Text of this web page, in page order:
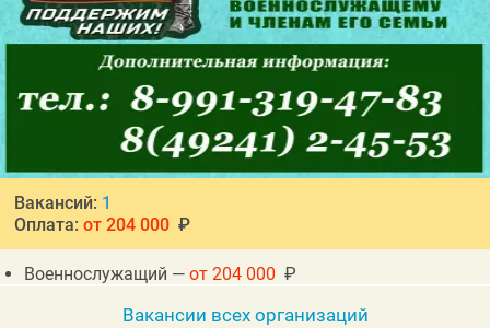
Вакансий: 1
Оплата: от 204 000₽
Военнослужащий —от 204 000 ₽
Вакансии всех организаций